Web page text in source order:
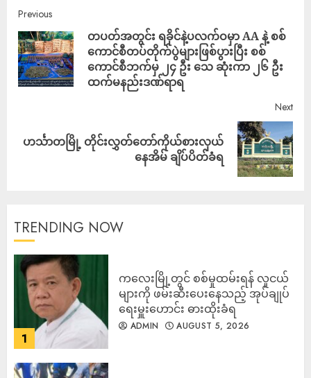
Previous
တပတ်အတွင်း ရခိုင်နဲ့ပလက်ဝမှာ AA နဲ့ စစ်
ကောင်စီတပ်တိုက်ပွဲများဖြစ်ပွားပြီး စစ်
ကောင်စီဘက်မှ ၂၄ ဦး သေ ဆုံးကာ ၂၆ ဦး
ထက်မနည်းဒဏ်ရာရ
Next
ဟင်္သာတမြို့ တိုင်းလွှတ်တော်ကိုယ်စားလှယ်
နေအိမ် ချိပ်ပိတ်ခံရ
TRENDING NOW
1
ကလေးမြို့တွင် စစ်မှုထမ်းရန် လူငယ်
များကို ဖမ်းဆီးပေးနေသည့် အုပ်ချုပ်
ရေးမှူးဟောင်း ဓားထိုးခံရ
ADMIN AUGUST 5, 2026